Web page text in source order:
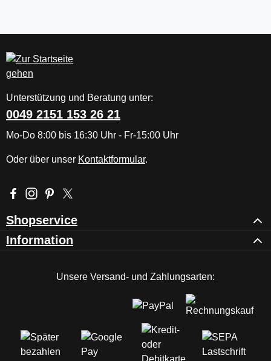
Unterstützung und Beratung unter:
0049 2151 153 26 21
Mo-Do 8:00 bis 16:30 Uhr - Fr-15:00 Uhr
Oder über unser Kontaktformular.
Besuche uns auf Facebook – öffnet in neuem Tab (externer
Schau auf Instagram vorbei – öffnet in neuem Tab
Lass dich auf Pinterest inspirieren – öffnet in neuem
Folge uns auf X – öffnet in neuem Tab (externer
Shopservice
Information
Unsere Versand- und Zahlungsarten: